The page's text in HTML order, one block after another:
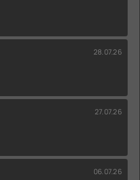
28.07.26
27.07.26
06.07.26